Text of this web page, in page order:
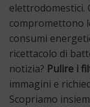
elettrodomestici.
compromettono
consumi
ricettacolo di
notizia? Pulire i
immagini e
Scopriamo